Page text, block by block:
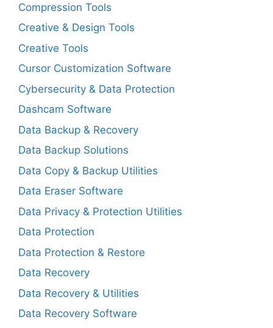
Compression Tools
Creative & Design Tools
Creative Tools
Cursor Customization Software
Cybersecurity & Data Protection
Dashcam Software
Data Backup & Recovery
Data Backup Solutions
Data Copy & Backup Utilities
Data Eraser Software
Data Privacy & Protection Utilities
Data Protection
Data Protection & Restore
Data Recovery
Data Recovery & Utilities
Data Recovery Software